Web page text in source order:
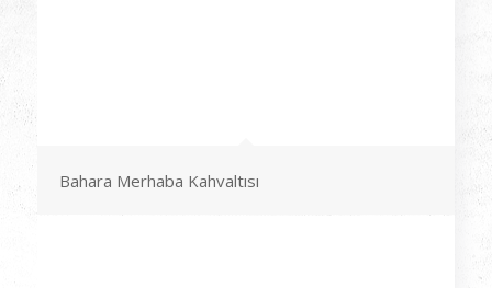
Bahara Merhaba Kahvaltısı